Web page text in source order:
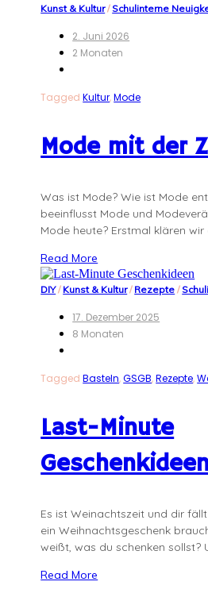
Kunst & Kultur/ Schulinterne
2. Juni 2026
2 Monaten
TaggedKultur,Mode
Mode mit der
Was ist Mode? Wie ist Mode
beeinflusst Mode und
Mode heute? Erstmal klären
Read More
DIY/ Kunst & Kultur/ Rezepte /
17. Dezember 2025
8 Monaten
TaggedBasteln,GSGB,Rezepte,
Last-Minute
Es ist Weinachtszeit und dir
ein Weihnachtsgeschenk
weißt, was du schenken sollst?
Read More